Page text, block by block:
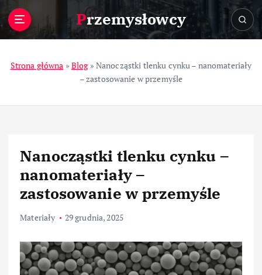
Przemysłowcy
Strona główna » Blog» Nanocząstki tlenku cynku – nanomateriały
– zastosowanie w przemyśle
Nanocząstki tlenku cynku –
nanomateriały –
zastosowanie w przemyśle
Materiały 29 grudnia, 2025